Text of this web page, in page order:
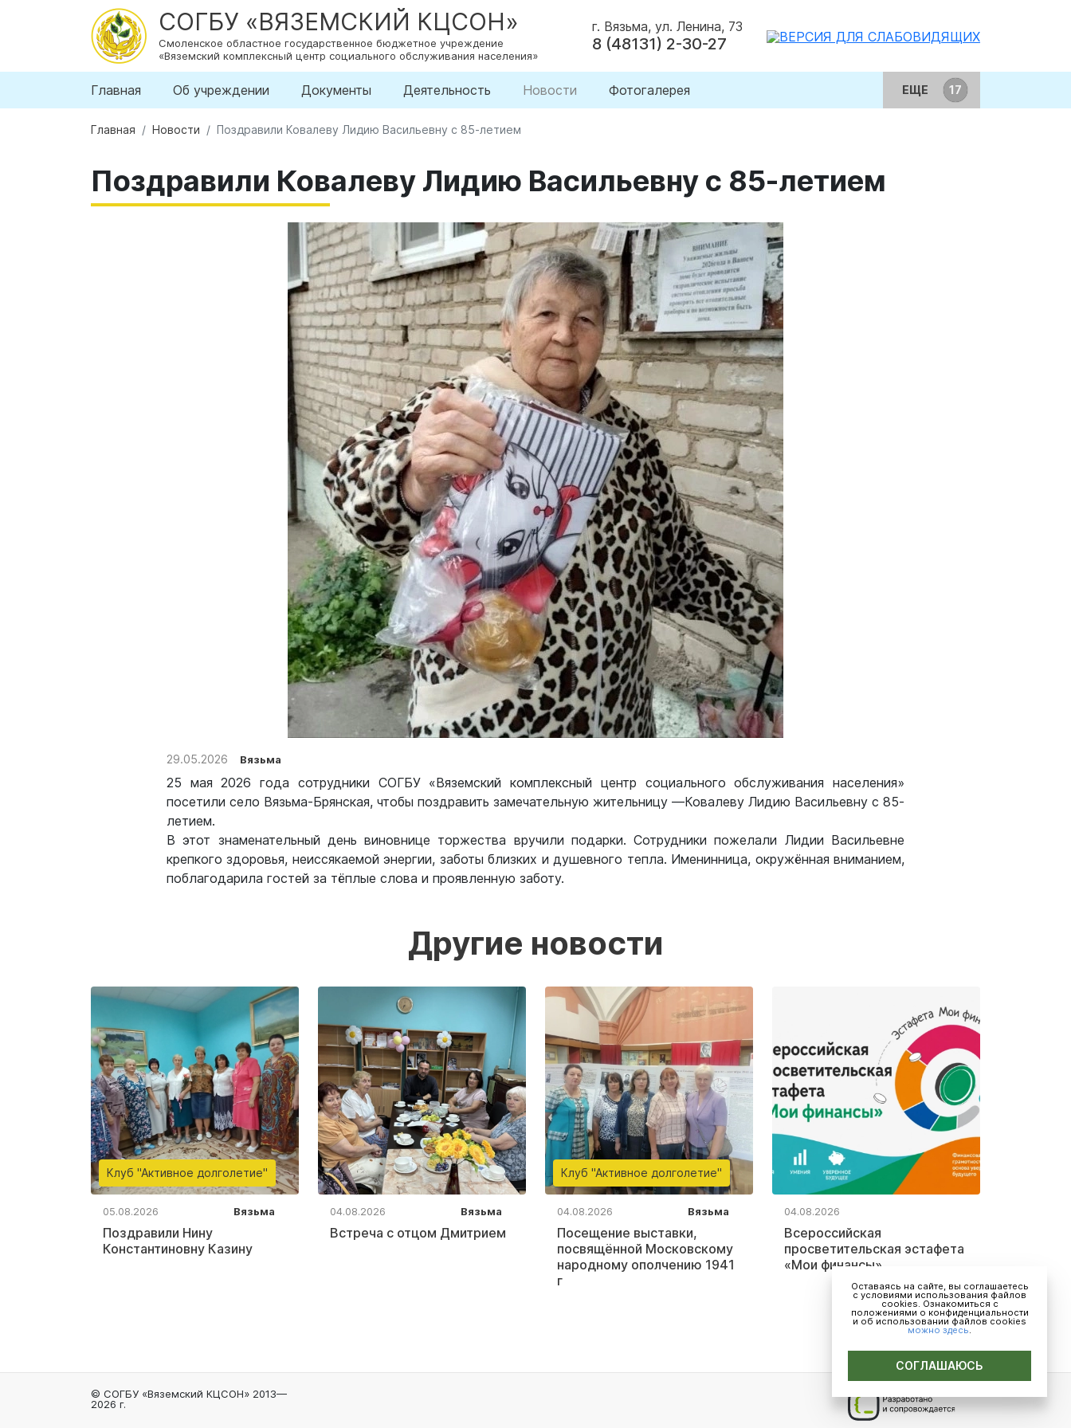
СОГБУ «ВЯЗЕМСКИЙ КЦСОН»
Смоленское областное государственное бюджетное учреждение
«Вяземский комплексный центр социального обслуживания населения»
г. Вязьма, ул. Ленина, 73
8 (48131) 2-30-27
Главная Об учреждении Документы Деятельность Новости Фотогалерея ЕЩЕ
Главная Новости Поздравили Ковалеву Лидию Васильевну с 85-летием
Поздравили Ковалеву Лидию Васильевну с 85-летием
29.05.2026 Вязьма
25 мая 2026 года сотрудники СОГБУ «Вяземский комплексный центр социального обслуживания населения»
посетили село Вязьма-Брянская, чтобы поздравить замечательную жительницу —Ковалеву Лидию Васильевну с 85-
летием.
В этот знаменательный день виновнице торжества вручили подарки. Сотрудники пожелали Лидии Васильевне
крепкого здоровья, неиссякаемой энергии, заботы близких и душевного тепла. Именинница, окружённая вниманием,
поблагодарила гостей за тёплые слова и проявленную заботу.
Другие новости
Клуб "Активное долголетие"
05.08.2026 Вязьма
Поздравили Нину
Константиновну Казину
04.08.2026 Вязьма
Встреча с отцом Дмитрием
Клуб "Активное долголетие"
04.08.2026 Вязьма
Посещение выставки,
посвящённой Московскому
народному ополчению 1941
г
04.08.2026
Всероссийская
просветительская эстафета
«Мои финансы»
© СОГБУ «Вяземский КЦСОН» 2013—
2026 г.
Оставаясь на сайте, вы соглашаетесь
с условиями использования файлов
cookies. Ознакомиться с
положениями о конфиденциальности
и об использовании файлов cookies
можно здесь.
СОГЛАШАЮСЬ